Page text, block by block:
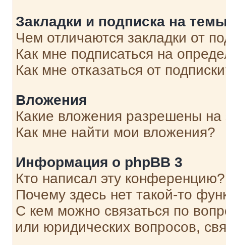
Закладки и подписка на
Чем отличаются закладки от
Как мне подписаться на
Как мне отказаться от
Вложения
Какие вложения разрешены
Как мне найти мои вложения?
Информация о phpBB 3
Кто написал эту конференцию?
Почему здесь нет такой-то
С кем можно связаться по
или юридических вопросов,